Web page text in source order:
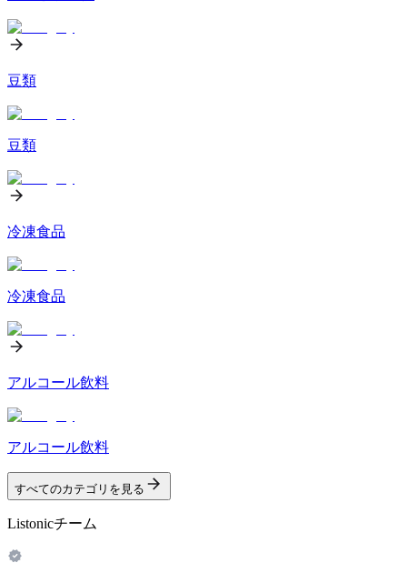
豆類
豆類
冷凍食品
冷凍食品
アルコール飲料
アルコール飲料
すべてのカテゴリを見る
Listonicチーム